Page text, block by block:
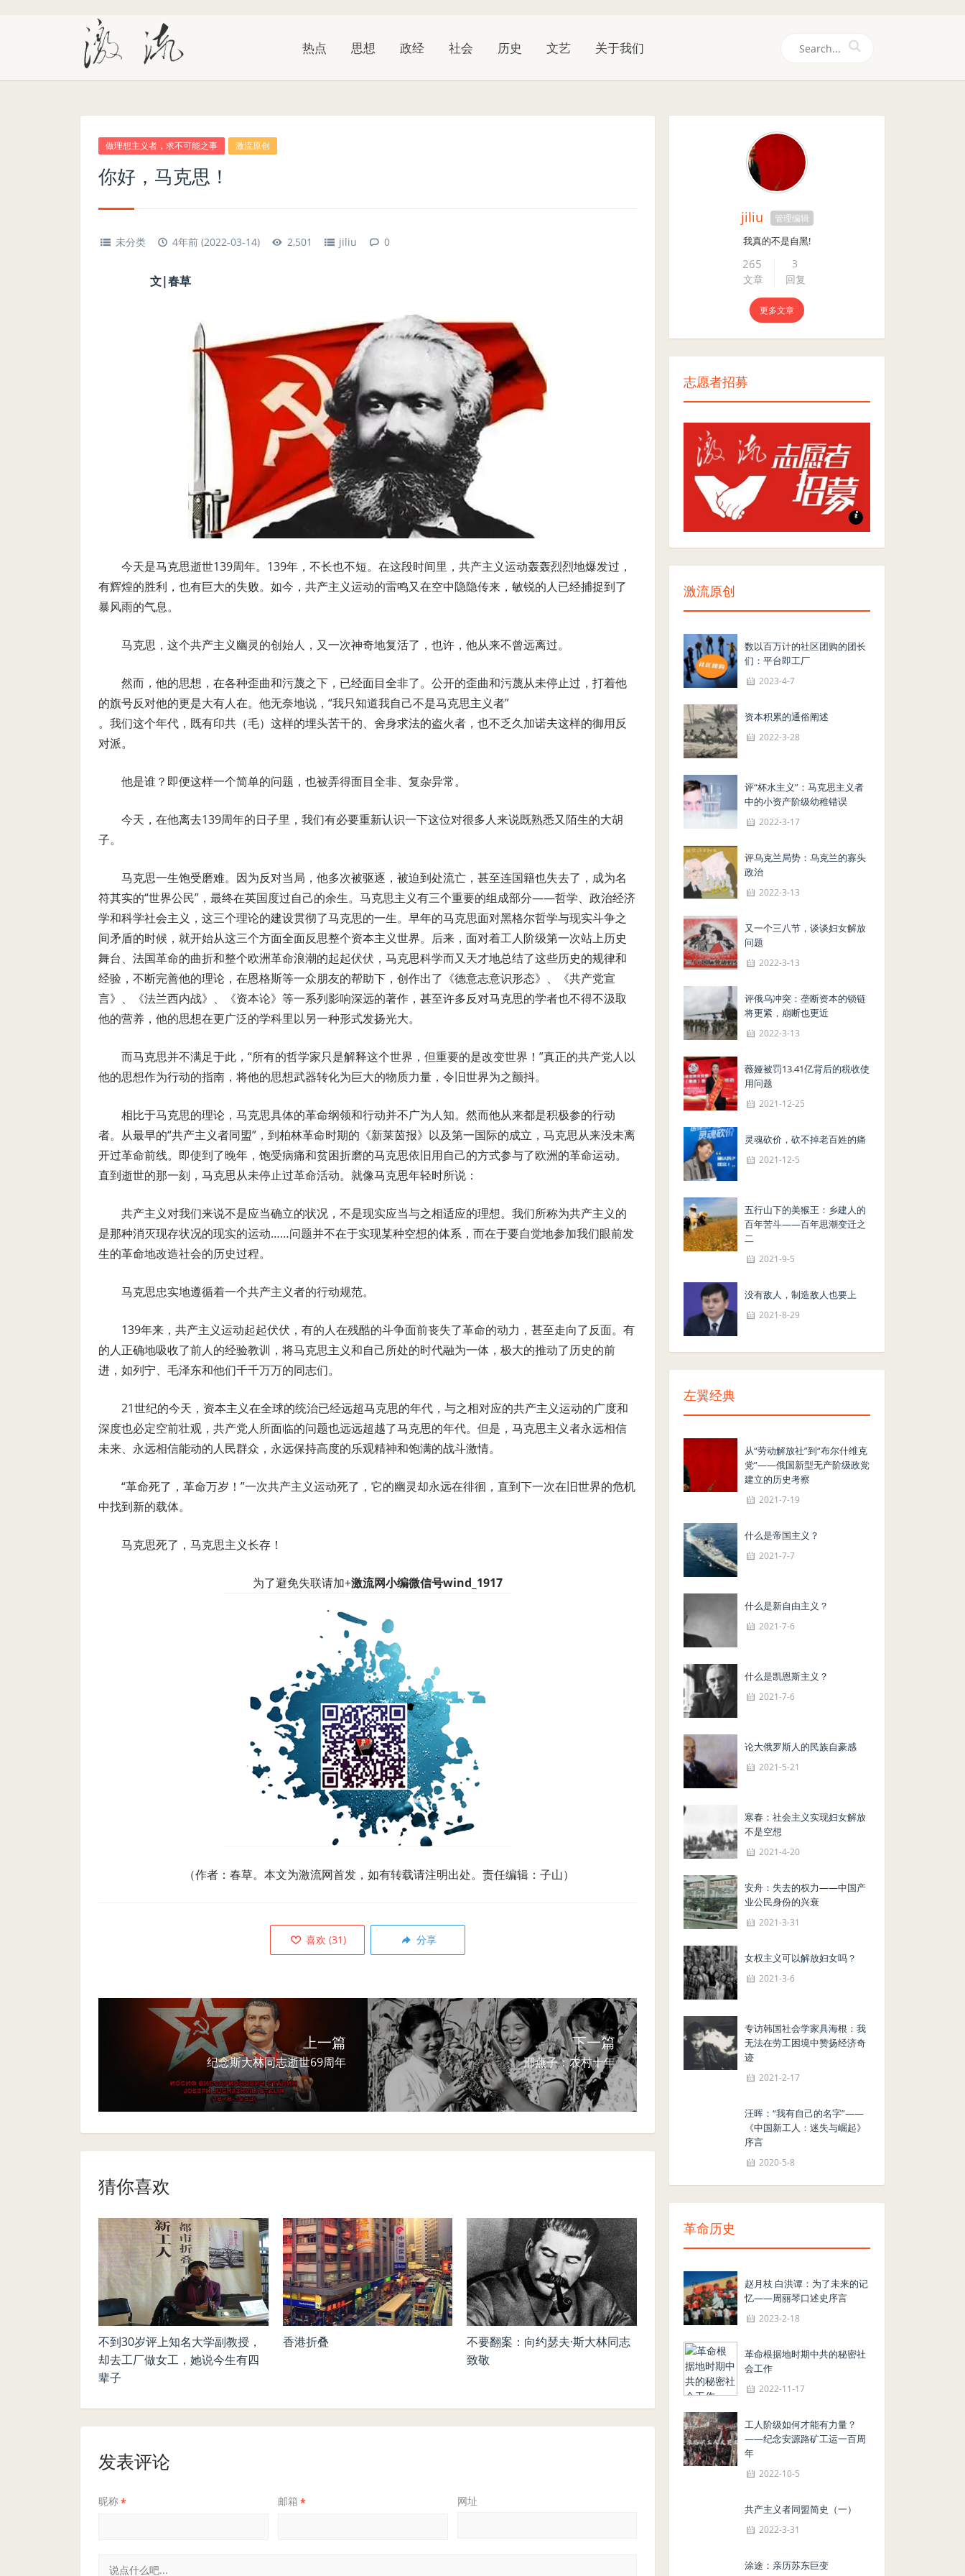
热点 思想 政经 社会 历史 文艺 关于我们
做理想主义者，求不可能之事 激流原创
你好，马克思！
未分类 4年前 (2022-03-14) 2,501 jiliu 0
文|春草
今天是马克思逝世139周年。139年，不长也不短。在这段时间里，共产主义运动轰轰烈烈地爆发过，
有辉煌的胜利，也有巨大的失败。如今，共产主义运动的雷鸣又在空中隐隐传来，敏锐的人已经捕捉到了
暴风雨的气息。
马克思，这个共产主义幽灵的创始人，又一次神奇地复活了，也许，他从来不曾远离过。
然而，他的思想，在各种歪曲和污蔑之下，已经面目全非了。公开的歪曲和污蔑从未停止过，打着他
的旗号反对他的更是大有人在。他无奈地说，“我只知道我自己不是马克思主义者”
。我们这个年代，既有印共（毛）这样的埋头苦干的、舍身求法的盗火者，也不乏久加诺夫这样的御用反
对派。
他是谁？即便这样一个简单的问题，也被弄得面目全非、复杂异常。
今天，在他离去139周年的日子里，我们有必要重新认识一下这位对很多人来说既熟悉又陌生的大胡
子。
马克思一生饱受磨难。因为反对当局，他多次被驱逐，被迫到处流亡，甚至连国籍也失去了，成为名
符其实的“世界公民”，最终在英国度过自己的余生。马克思主义有三个重要的组成部分——哲学、政治经济
学和科学社会主义，这三个理论的建设贯彻了马克思的一生。早年的马克思面对黑格尔哲学与现实斗争之
间矛盾的时候，就开始从这三个方面全面反思整个资本主义世界。后来，面对着工人阶级第一次站上历史
舞台、法国革命的曲折和整个欧洲革命浪潮的起起伏伏，马克思科学而又天才地总结了这些历史的规律和
经验，不断完善他的理论，在恩格斯等一众朋友的帮助下，创作出了《德意志意识形态》、《共产党宣
言》、《法兰西内战》、《资本论》等一系列影响深远的著作，甚至许多反对马克思的学者也不得不汲取
他的营养，他的思想在更广泛的学科里以另一种形式发扬光大。
而马克思并不满足于此，“所有的哲学家只是解释这个世界，但重要的是改变世界！”真正的共产党人以
他的思想作为行动的指南，将他的思想武器转化为巨大的物质力量，令旧世界为之颤抖。
相比于马克思的理论，马克思具体的革命纲领和行动并不广为人知。然而他从来都是积极参的行动
者。从最早的“共产主义者同盟”，到柏林革命时期的《新莱茵报》以及第一国际的成立，马克思从来没未离
开过革命前线。即使到了晚年，饱受病痛和贫困折磨的马克思依旧用自己的方式参与了欧洲的革命运动。
直到逝世的那一刻，马克思从未停止过革命活动。就像马克思年轻时所说：
共产主义对我们来说不是应当确立的状况，不是现实应当与之相适应的理想。我们所称为共产主义的
是那种消灭现存状况的现实的运动……问题并不在于实现某种空想的体系，而在于要自觉地参加我们眼前发
生的革命地改造社会的历史过程。
马克思忠实地遵循着一个共产主义者的行动规范。
139年来，共产主义运动起起伏伏，有的人在残酷的斗争面前丧失了革命的动力，甚至走向了反面。有
的人正确地吸收了前人的经验教训，将马克思主义和自己所处的时代融为一体，极大的推动了历史的前
进，如列宁、毛泽东和他们千千万万的同志们。
21世纪的今天，资本主义在全球的统治已经远超马克思的年代，与之相对应的共产主义运动的广度和
深度也必定空前壮观，共产党人所面临的问题也远远超越了马克思的年代。但是，马克思主义者永远相信
未来、永远相信能动的人民群众，永远保持高度的乐观精神和饱满的战斗激情。
“革命死了，革命万岁！”一次共产主义运动死了，它的幽灵却永远在徘徊，直到下一次在旧世界的危机
中找到新的载体。
马克思死了，马克思主义长存！
为了避免失联请加+激流网小编微信号wind_1917
（作者：春草。本文为激流网首发，如有转载请注明出处。责任编辑：子山）
喜欢 (31) 分享
上一篇
纪念斯大林同志逝世69周年
下一篇
邢燕子：农村十年
猜你喜欢
不到30岁评上知名大学副教授，
却去工厂做女工，她说今生有四
辈子
香港折叠
不要翻案：向约瑟夫·斯大林同志
致敬
发表评论
昵称* 邮箱 * 网址
jiliu 管理编辑
我真的不是自黑!
265
文章
3
回复
更多文章
志愿者招募
志愿者招募
激流原创
数以百万计的社区团购的团长
们：平台即工厂
2023-4-7
资本积累的通俗阐述
2022-3-28
评“杯水主义”：马克思主义者
中的小资产阶级幼稚错误
2022-3-17
评乌克兰局势：乌克兰的寡头
政治
2022-3-13
又一个三八节，谈谈妇女解放
问题
2022-3-13
评俄乌冲突：垄断资本的锁链
将更紧，崩断也更近
2022-3-13
薇娅被罚13.41亿背后的税收使
用问题
2021-12-25
灵魂砍价，砍不掉老百姓的痛
2021-12-5
五行山下的美猴王：乡建人的
百年苦斗——百年思潮变迁之
二
2021-9-5
没有敌人，制造敌人也要上
2021-8-29
左翼经典
从“劳动解放社”到“布尔什维克
党”——俄国新型无产阶级政党
建立的历史考察
2021-7-19
什么是帝国主义？
2021-7-7
什么是新自由主义？
2021-7-6
什么是凯恩斯主义？
2021-7-6
论大俄罗斯人的民族自豪感
2021-5-21
寒春：社会主义实现妇女解放
不是空想
2021-4-20
安舟：失去的权力——中国产
业公民身份的兴衰
2021-3-31
女权主义可以解放妇女吗？
2021-3-6
专访韩国社会学家具海根：我
无法在劳工困境中赞扬经济奇
迹
2021-2-17
汪晖：“我有自己的名字”——
《中国新工人：迷失与崛起》
序言
2020-5-8
革命历史
赵月枝 白洪谭：为了未来的记
忆——周丽琴口述史序言
2023-2-18
革命根据地时期中共的秘密社
会工作
2022-11-17
工人阶级如何才能有力量？
——纪念安源路矿工运一百周
年
2022-10-5
共产主义者同盟简史（一）
2022-3-31